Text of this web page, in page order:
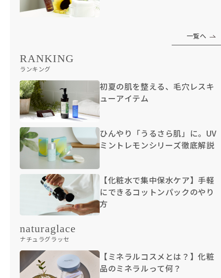
一覧へ
RANKING
ランキング
初夏の肌を整える、毛穴レスキ
ューアイテム
ひんやり「うるさら肌」に。UV
ミントレモンシリーズ徹底解説
【化粧水で集中保水ケア】手軽
にできるコットンパックのやり
方
naturaglace
ナチュラグラッセ
【ミネラルコスメとは？】化粧
品のミネラルって何？